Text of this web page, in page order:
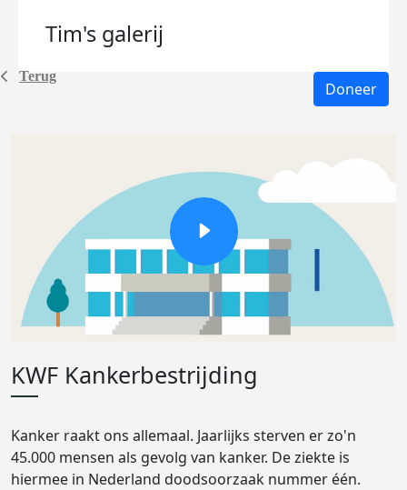
Terug
Tim's galerij
Doneer
KWF Kankerbestrijding
Kanker raakt ons allemaal. Jaarlijks sterven er zo'n
45.000 mensen als gevolg van kanker. De ziekte is
hiermee in Nederland doodsoorzaak nummer één.